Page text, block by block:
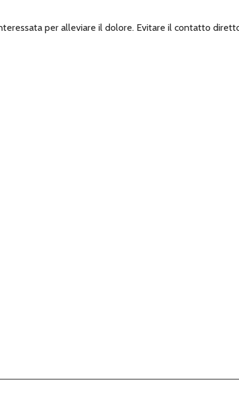
per alleviare il dolore. Evitare il contatto